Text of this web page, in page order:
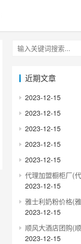
近期文章
2023-12-15
2023-12-15
2023-12-15
2023-12-15
2023-12-15
代理加盟橱柜厂(
2023-12-15
雅士利奶粉价格(
2023-12-15
顺风大酒店团购(
2023-12-15